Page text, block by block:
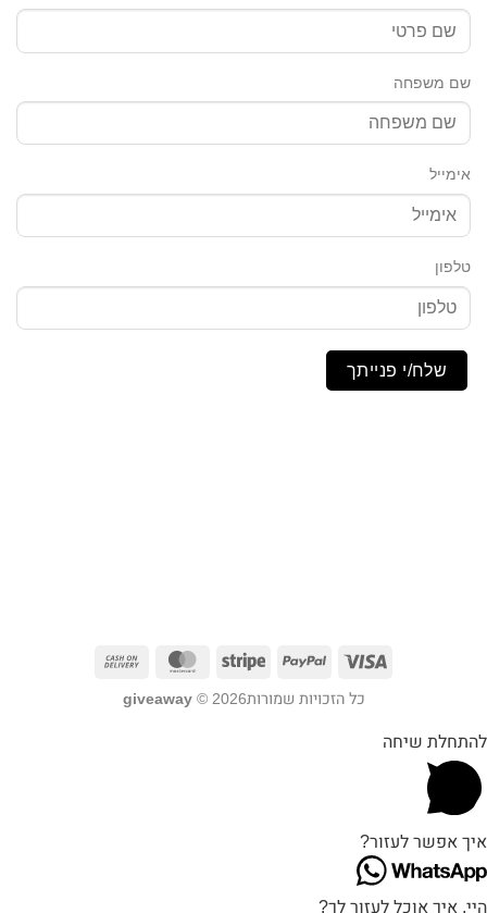
שם משפחה
אימייל
טלפון
שלח/י פנייתך
כל הזכויות שמורות2026 © giveaway
להתחלת שיחה
איך אפשר לעזור?
היי, איך אוכל לעזור לך?